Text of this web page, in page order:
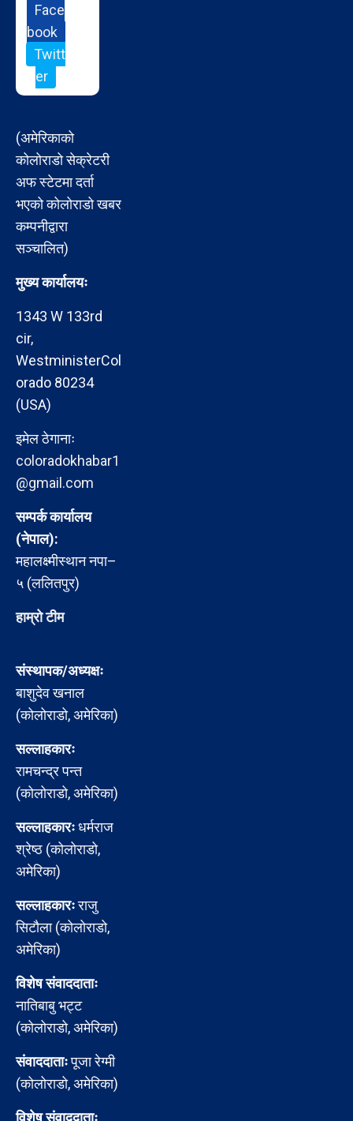
Face
book
Twitt
er
(अमेरिकाको
कोलोराडो सेक्रेटरी
अफ स्टेटमा दर्ता
भएको कोलोराडो खबर
कम्पनीद्वारा
सञ्चालित)
मुख्य कार्यालयः
1343 W 133rd
cir,
WestministerCol
orado 80234
(USA)
इमेल ठेगानाः
coloradokhabar1
@gmail.com
सम्पर्क कार्यालय
(नेपाल):
महालक्ष्मीस्थान नपा–
५ (ललितपुर)
हाम्रो टीम
संस्थापक/अध्यक्षः
बाशुदेव खनाल
(कोलोराडो, अमेरिका)
सल्लाहकारः
रामचन्द्र पन्त
(कोलोराडो, अमेरिका)
सल्लाहकारःधर्मराज
श्रेष्ठ (कोलोराडो,
अमेरिका)
सल्लाहकारःराजु
सिटौला (कोलोराडो,
अमेरिका)
विशेष संवाददाताः
नातिबाबु भट्ट
(कोलोराडो, अमेरिका)
संवाददाताःपूजा रेग्मी
(कोलोराडो, अमेरिका)